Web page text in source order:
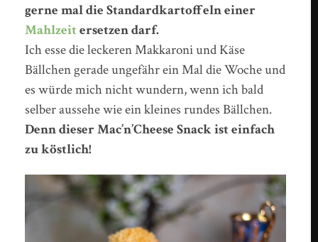
gerne mal die Standardkartoffeln einer
Mahlzeit ersetzen darf.
Ich esse die leckeren Makkaroni und Käse
Bällchen gerade ungefähr ein Mal die Woche und
es würde mich nicht wundern, wenn ich bald
selber aussehe wie ein kleines rundes Bällchen.
Denn dieser Mac’n’Cheese Snack ist einfach
zu köstlich!